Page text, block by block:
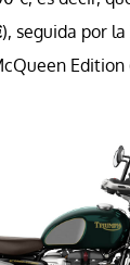
), seguida por la
Edition